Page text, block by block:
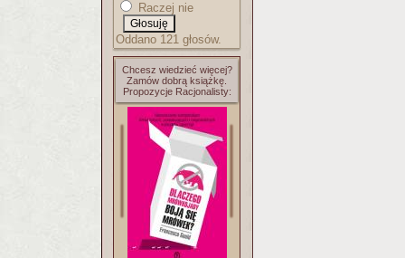
Raczej nie
Oddano 121 głosów.
Chcesz wiedzieć więcej?
Zamów dobrą książkę.
Propozycje Racjonalisty: